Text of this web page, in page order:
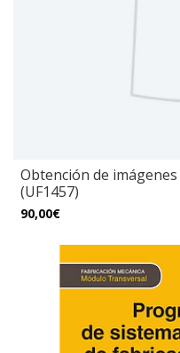
Obtención de
(UF1457)
90,00€